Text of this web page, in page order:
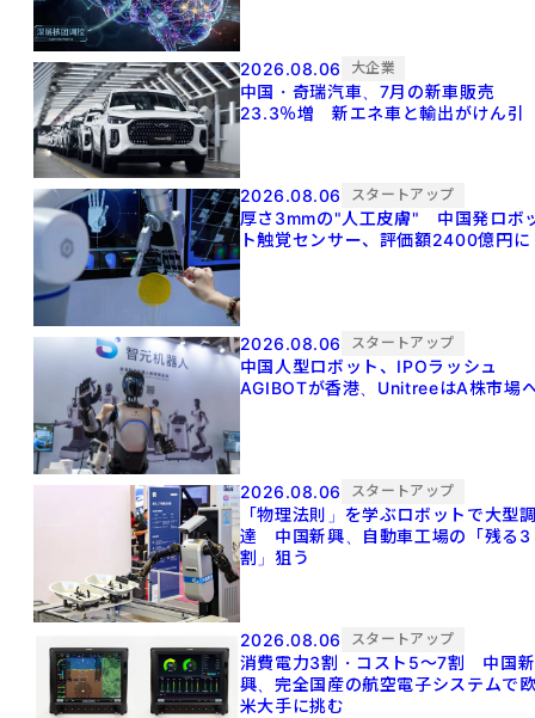
2026.08.06 大企業
中国・奇瑞汽車、7月の新車販売
23.3％増 新エネ車と輸出がけん引
2026.08.06 スタートアップ
厚さ3mmの"人工皮膚" 中国発ロボ
ト触覚センサー、評価額2400億円に
2026.08.06 スタートアップ
中国人型ロボット、IPOラッシュ
AGIBOTが香港、UnitreeはA株市場
2026.08.06 スタートアップ
「物理法則」を学ぶロボットで大型
達 中国新興、自動車工場の「残る3
割」狙う
2026.08.06 スタートアップ
消費電力3割・コスト5〜7割 中国新
興、完全国産の航空電子システムで
米大手に挑む